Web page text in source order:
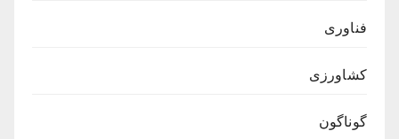
فناوری
کشاورزی
گوناگون